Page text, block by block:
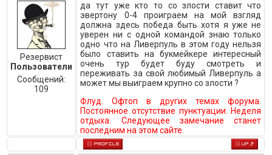
Резервист
Пользователи
Сообщений:
109
да тут уже кто то со злости ставит что
эвертону 0-4 проиграем на мой взгляд
должна здесь победа быть хотя я уже не
уверен ни с одной командой знаю только
одно что на Ливерпуль в этом году нельзя
было ставить на букмейкере интересный
очень тур будет буду смотреть и
переживать за свой любимый Ливерпуль а
может мы выиграем крупно со злости ?
Флуд. Офтоп в других темах форума.
Постоянное отсутствие пунктуации. Неделя
отдыха. Следующее замечание станет
последним на этом сайте.